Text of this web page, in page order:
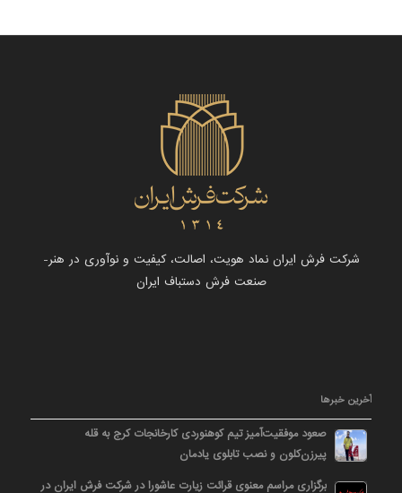
شرکت فرش ایران نماد هویت، اصالت، کیفیت و نوآوری در هنر-
صنعت فرش دستباف ایران
آخرین خبرها
صعود موفقیت‌آمیز تیم کوهنوردی کارخانجات کرج به قله
پیرزن‌کلون و نصب تابلوی یادمان
برگزاری مراسم معنوی قرائت زیارت عاشورا در شرکت فرش ایران در